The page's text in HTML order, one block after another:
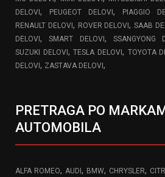
DELOVI , PEUGEOT DELOVI , PIAGGIO
RENAULT DELOVI , ROVER DELOVI, SAAB
DELOVI ,SMART DELOVI ,SSANGYONG
SUZUKI DELOVI ,TESLA DELOVI , TOYOTA
DELOVI , ZASTAVA DELOVI ,
PRETRAGA PO
AUTOMOBILA
ALFA ROMEO, AUDI , BMW, CHRYSLER,